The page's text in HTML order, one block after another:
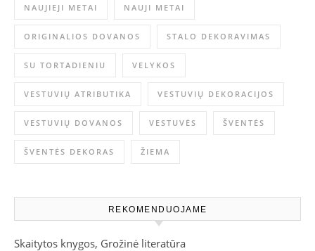
NAUJIEJI METAI NAUJI METAI
ORIGINALIOS DOVANOS STALO DEKORAVIMAS
SU TORTADIENIU VELYKOS
VESTUVIŲ ATRIBUTIKA VESTUVIŲ DEKORACIJOS
VESTUVIŲ DOVANOS VESTUVĖS ŠVENTĖS
ŠVENTĖS DEKORAS ŽIEMA
REKOMENDUOJAME
Skaitytos knygos, Grožinė literatūra